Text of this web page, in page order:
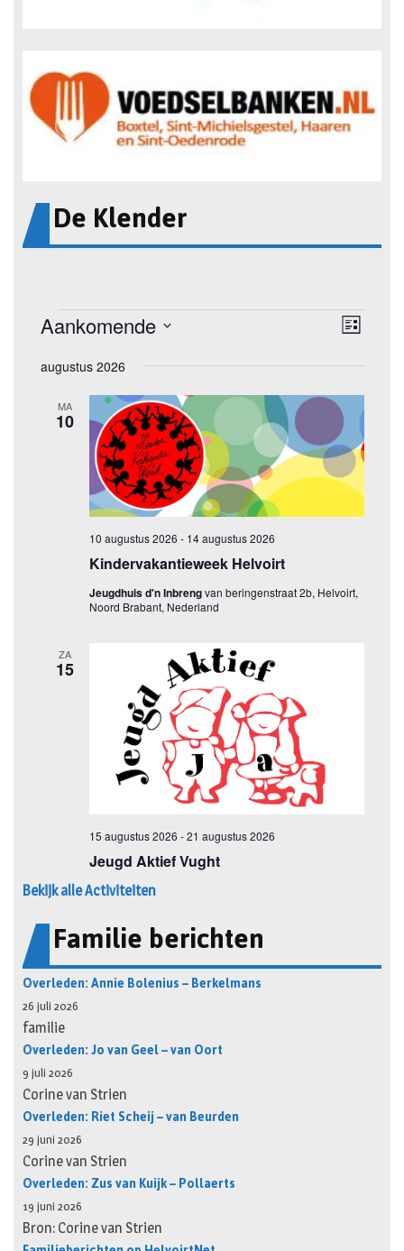
De Klender
Bekijk alle Activiteiten
Familie berichten
Overleden: Annie Bolenius – Berkelmans
26 juli 2026
familie
Overleden: Jo van Geel – van Oort
9 juli 2026
Corine van Strien
Overleden: Riet Scheij – van Beurden
29 juni 2026
Corine van Strien
Overleden: Zus van Kuijk – Pollaerts
19 juni 2026
Bron: Corine van Strien